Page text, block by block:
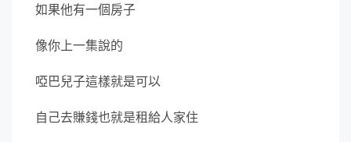
如果他有一個房子
像你上一集說的
啞巴兒子這樣就是可以
自己去賺錢也就是租給人家住